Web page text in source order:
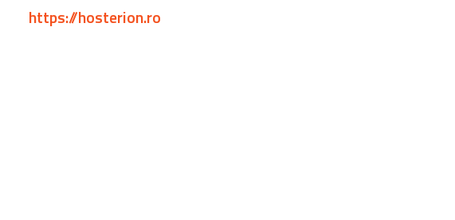
https://hosterion.ro